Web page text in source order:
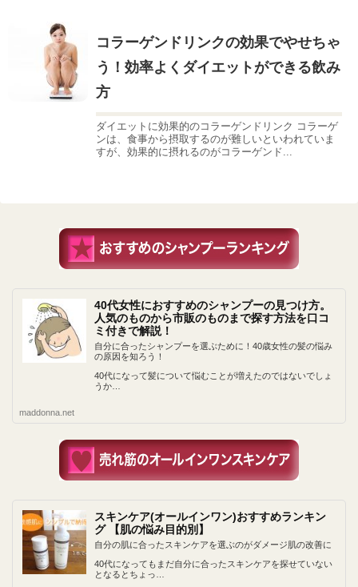
コラーゲンドリンクの効果でやせちゃ
う！効率よくダイエットができる飲み
方
ダイエットに効果的のコラーゲンドリンク コラーゲ
ンは、食事から摂取するのが難しいといわれていま
すが、効果的に摂れるのがコラーゲンド...
40代女性におすすめのシャンプーの見つけ方。
人気のものから市販のものまで探す方法を口コ
ミ付きで解説！
自分に合ったシャンプーを選ぶために！40歳女性の髪の悩み
の原因を知ろう！
40代になって髪について悩むことが増えたのではないでしょ
うか…
maddonna.net
スキンケア(オールインワン)おすすめランキン
グ 【肌の悩み目的別】
自分の肌に合ったスキンケアを選ぶのがダメージ肌の改善に
40代になってもまだ自分に合ったスキンケアを探せていない
となるとちょっ…